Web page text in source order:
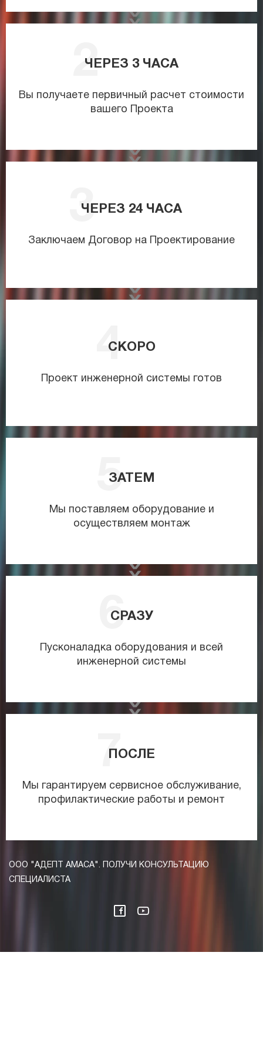
ЧЕРЕЗ 3 ЧАСА
Вы получаете первичный расчет стоимости
вашего Проекта
ЧЕРЕЗ 24 ЧАСА
Заключаем Договор на Проектирование
СКОРО
Проект инженерной системы готов
ЗАТЕМ
Мы поставляем оборудование и
осуществляем монтаж
СРАЗУ
Пусконаладка оборудования и всей
инженерной системы
ПОСЛЕ
Мы гарантируем сервисное обслуживание,
профилактические работы и ремонт
ООО "АДЕПТ АМАСА". ПОЛУЧИ КОНСУЛЬТАЦИЮ
СПЕЦИАЛИСТА